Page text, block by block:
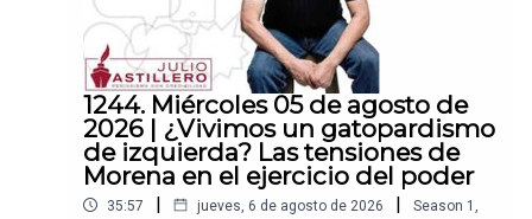
1244. Miércoles 05 de agosto de
2026 | ¿Vivimos un gatopardismo
de izquierda? Las tensiones de
Morena en el ejercicio del poder
35:57 | jueves, 6 de agosto de 2026 | Season 1